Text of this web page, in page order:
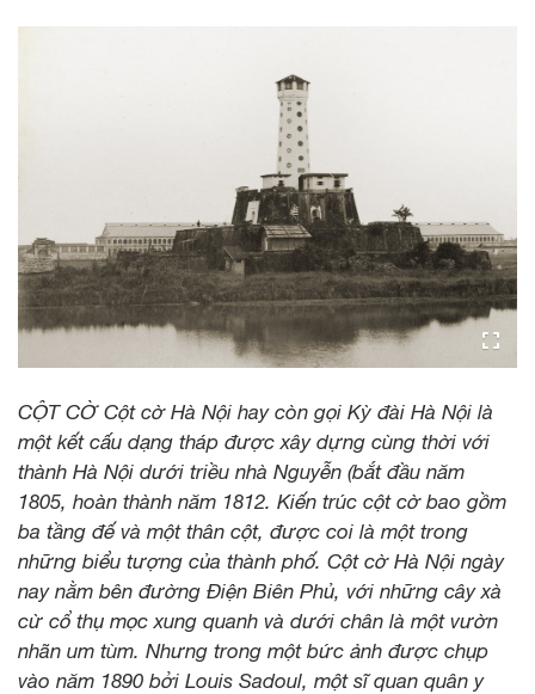
CỘT CỜ Cột cờ Hà Nội hay còn gọi Kỳ đài Hà Nội là
một kết cấu dạng tháp được xây dựng cùng thời với
thành Hà Nội dưới triều nhà Nguyễn (bắt đầu năm
1805, hoàn thành năm 1812. Kiến trúc cột cờ bao gồm
ba tầng đế và một thân cột, được coi là một trong
những biểu tượng của thành phố. Cột cờ Hà Nội ngày
nay nằm bên đường Điện Biên Phủ, với những cây xà
cừ cổ thụ mọc xung quanh và dưới chân là một vườn
nhãn um tùm. Nhưng trong một bức ảnh được chụp
vào năm 1890 bởi Louis Sadoul, một sĩ quan quân y